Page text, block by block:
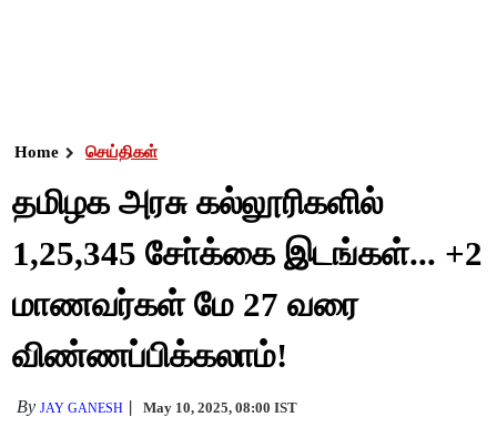
Home செய்திகள்
தமிழக அரசு கல்லூரிகளில்
1,25,345 சோ்க்கை இடங்கள்... +2
மாணவர்கள் மே 27 வரை
விண்ணப்பிக்கலாம்!
ByJAY GANESH May 10, 2025, 08:00 IST